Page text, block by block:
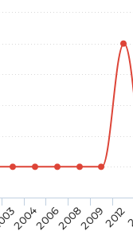
20042006200820092012